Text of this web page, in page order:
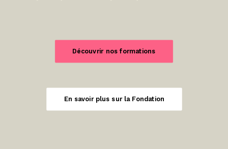
Découvrir nos formations
En savoir plus sur la Fondation